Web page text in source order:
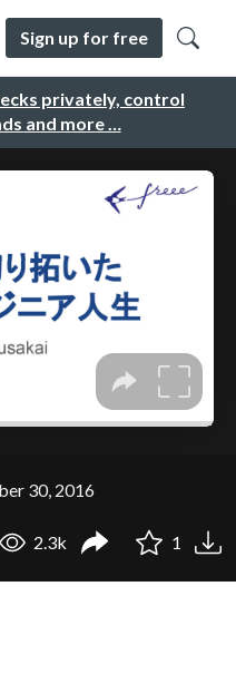
privately, control
and more …
Sign up for free
30, 2016
2.3k 1